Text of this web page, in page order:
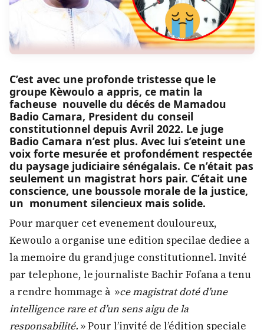
C’est avec une profonde tristesse que le
groupe Kèwoulo a appris, ce matin la
facheuse nouvelle du décés de Mamadou
Badio Camara, President du conseil
constitutionnel depuis Avril 2022. Le juge
Badio Camara n’est plus. Avec lui s’eteint une
voix forte mesurée et profondément respectée
du paysage judiciaire sénégalais. Ce n’était pas
seulement un magistrat hors pair. C’était une
conscience, une boussole morale de la justice,
un monument silencieux mais solide.
Pour marquer cet evenement douloureux,
Kewoulo a organise une edition specilae dediee a
la memoire du grand juge constitutionnel. Invité
par telephone, le journaliste Bachir Fofana a tenu
a rendre hommage à »ce magistrat doté d’une
intelligence rare et d’un sens aigu de la
responsabilité. » Pour l’invité de l’édition speciale